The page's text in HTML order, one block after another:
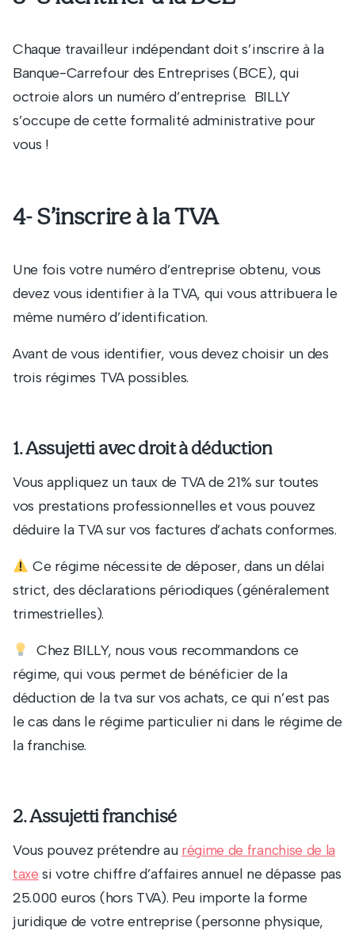
Chaque travailleur indépendant doit s’inscrire à la
Banque-Carrefour des Entreprises (BCE), qui
octroie alors un numéro d’entreprise. BILLY
s’occupe de cette formalité administrative pour
vous !
4- S’inscrire à la TVA
Une fois votre numéro d’entreprise obtenu, vous
devez vous identifier à la TVA, qui vous attribuera le
même numéro d’identification.
Avant de vous identifier, vous devez choisir un des
trois régimes TVA possibles.
1. Assujetti avec droit à déduction
Vous appliquez un taux de TVA de 21% sur toutes
vos prestations professionnelles et vous pouvez
déduire la TVA sur vos factures d’achats conformes.
Ce régime nécessite de déposer, dans un délai
strict, des déclarations périodiques (généralement
trimestrielles).
Chez BILLY, nous vous recommandons ce
régime, qui vous permet de bénéficier de la
déduction de la tva sur vos achats, ce qui n’est pas
le cas dans le régime particulier ni dans le régime de
la franchise.
2. Assujetti franchisé
Vous pouvez prétendre au régime de franchise de la
taxe si votre chiffre d’affaires annuel ne dépasse pas
25.000 euros (hors TVA). Peu importe la forme
juridique de votre entreprise (personne physique,